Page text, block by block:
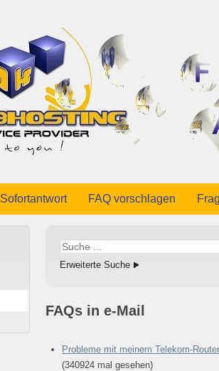
Sofortantwort FAQ vorschlagen
Erweiterte Suche
FAQs in e-Mail
Probleme mit meinem Telekom-
(340924 mal gesehen)